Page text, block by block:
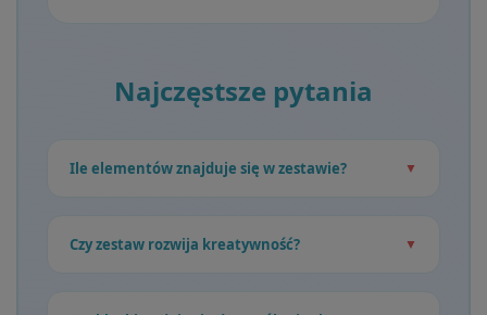
Najczęstsze pytania
Ile elementów znajduje się w zestawie?
Czy zestaw rozwija kreatywność?